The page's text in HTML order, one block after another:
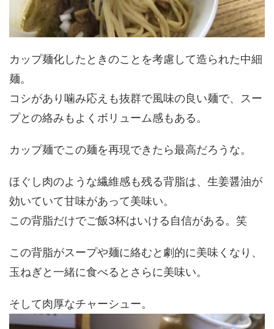
カップ麺化したときのことを考慮して造られた中細
麺。
コシがあり噛み応えも抜群で風味の良い麺で、スー
プとの絡みもよくボリューム感もある。
カップ麺でこの麺を再現できたら最高だろうな。
ほぐし肉のような繊維感も残る背脂は、生姜醤油が
効いていて甘味があって美味い。
この背脂だけでご飯3杯はいける自信がある。笑
この背脂がスープや麺に絡むと劇的に美味くなり、
玉ねぎと一緒に食べるとさらに美味い。
そして肉厚なチャーシュー。